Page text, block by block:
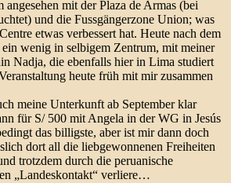
angesehen mit der Plaza de Armas (bei
und die Fussgängerzone Union; was
etwas verbessert hat. Heute nach dem
wenig in selbigem Zentrum, mit meiner
Nadja, die ebenfalls hier in Lima studiert
heute früh mit mir zusammen
meine Unterkunft ab September klar
für S/ 500 mit Angela in der WG in Jesús
das billigste, aber ist mir dann doch
dort all die liebgewonnenen Freiheiten
trotzdem durch die peruanische
„Landeskontakt“ verliere…